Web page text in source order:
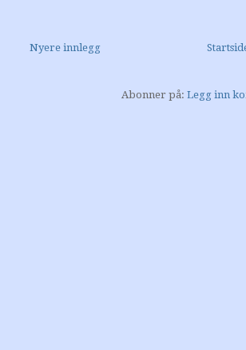
Nyere innlegg
Abonner på: Legg inn